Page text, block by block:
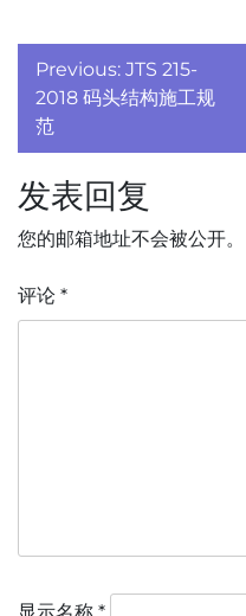
文
章
导
航
Previous: JTS 215-
2018 码头结构施工规
范
发表回复
您的邮箱地址不会被公开。
评论 *